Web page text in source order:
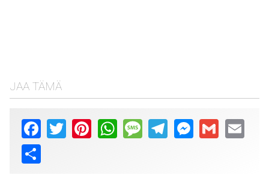
JAA TÄMÄ
Facebook
Twitter PinterestWhatsAppMessageTelegramMessenger
Gmail Email
Share